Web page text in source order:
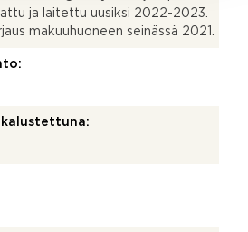
ja laitettu uusiksi 2022-2023.
makuuhuoneen seinässä 2021.
kalustettuna: